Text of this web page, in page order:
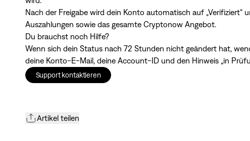
Nach der Freigabe wird dein Konto automatisch auf
Auszahlungen sowie das gesamte Cryptonow Angebot.
Du brauchst noch Hilfe?
Wenn sich dein Status nach 72 Stunden nicht geändert hat,
deine Konto-E-Mail, deine Account-ID und den Hinweis „in
Support kontaktieren
Artikel teilen